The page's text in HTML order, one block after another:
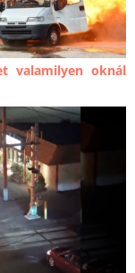
valamilyen oknál